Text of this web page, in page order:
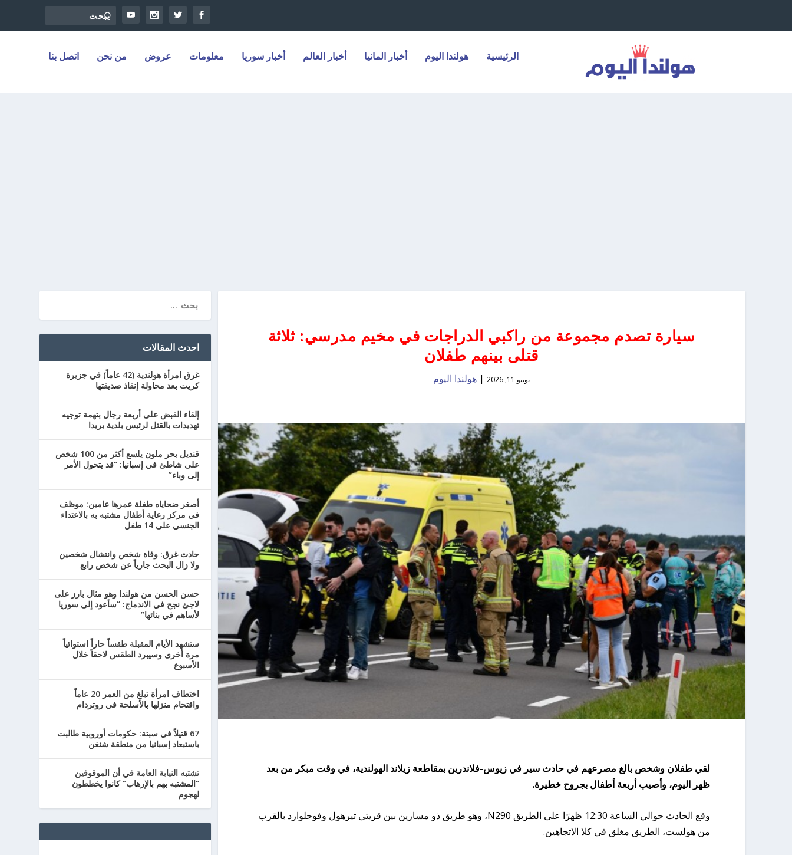
الرئيسية هولندا اليوم أخبار المانيا أخبار العالم أخبار سوريا معلومات عروض من نحن اتصل بنا
سيارة تصدم مجموعة من راكبي الدراجات في مخيم مدرسي: ثلاثة
قتلى بينهم طفلان
يونيو 11, 2026 | هولندا اليوم
لقي طفلان وشخص بالغ مصرعهم في حادث سير في زيوس-فلاندرين بمقاطعة زيلاند الهولندية، في وقت مبكر من بعد
ظهر اليوم، وأصيب أربعة أطفال بجروح خطيرة.
وقع الحادث حوالي الساعة 12:30 ظهرًا على الطريق N290، وهو طريق ذو مسارين بين قريتي تيرهول وفوجلوارد بالقرب
من هولست، الطريق مغلق في كلا الاتجاهين.
احدث المقالات
غرق امرأة هولندية (42 عاماً) في جزيرة
كريت بعد محاولة إنقاذ صديقتها
إلقاء القبض على أربعة رجال بتهمة توجيه
تهديدات بالقتل لرئيس بلدية بريدا
قنديل بحر ملون يلسع أكثر من 100 شخص
على شاطئ في إسبانيا: “قد يتحول الأمر
إلى وباء”
أصغر ضحاياه طفلة عمرها عامين: موظف
في مركز رعاية أطفال مشتبه به بالاعتداء
الجنسي على 14 طفل
حادث غرق: وفاة شخص وانتشال شخصين
ولا زال البحث جارياً عن شخص رابع
حسن الحسن من هولندا وهو مثال بارز على
لاجئ نجح في الاندماج: “سأعود إلى سوريا
لأساهم في بنائها”
ستشهد الأيام المقبلة طقساً حاراً استوائياً
مرة أخرى وسيبرد الطقس لاحقاً خلال
الأسبوع
اختطاف امرأة تبلغ من العمر 20 عاماً
واقتحام منزلها بالأسلحة في روتردام
67 قتيلاً في سبتة: حكومات أوروبية طالبت
باستبعاد إسبانيا من منطقة شنغن
تشتبه النيابة العامة في أن الموقوفين
“المشتبه بهم بالإرهاب” كانوا يخططون
لهجوم